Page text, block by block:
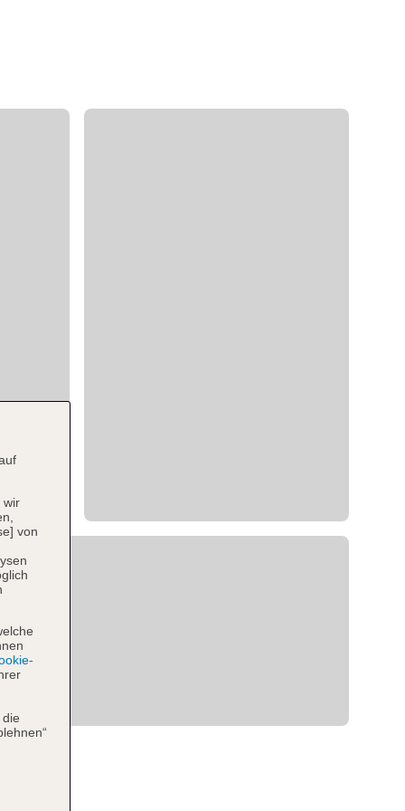
wir
von